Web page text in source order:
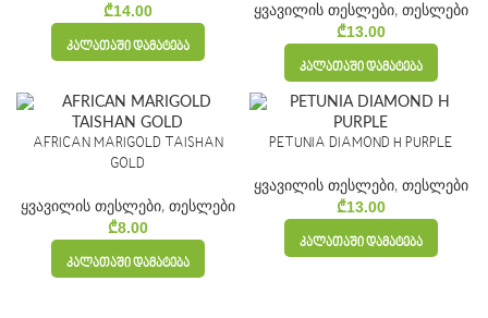
₾14.00
ᲙᲐᲚᲐᲗᲐᲨᲘ ᲓᲐᲛᲐᲢᲔᲑᲐ
ყვავილის თესლები, თესლები
₾13.00
ᲙᲐᲚᲐᲗᲐᲨᲘ ᲓᲐᲛᲐᲢᲔᲑᲐ
AFRICAN MARIGOLD TAISHAN
GOLD
ყვავილის თესლები, თესლები
₾8.00
ᲙᲐᲚᲐᲗᲐᲨᲘ ᲓᲐᲛᲐᲢᲔᲑᲐ
PETUNIA DIAMOND H PURPLE
ყვავილის თესლები, თესლები
₾13.00
ᲙᲐᲚᲐᲗᲐᲨᲘ ᲓᲐᲛᲐᲢᲔᲑᲐ